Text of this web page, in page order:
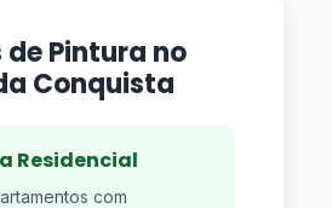
de Pintura no
Conquista
Residencial
com